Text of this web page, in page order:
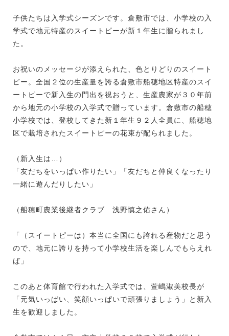
子供たちは入学式シーズンです。倉敷市では、小学校の入
学式で地元特産のスイートピーが新１年生に贈られまし
た。
お祝いのメッセージが添えられた、色とりどりのスイート
ピー。全国２位の生産量を誇る倉敷市船穂地区特産のスイ
ートピーで新入生の門出を祝おうと、生産農家が３０年前
から地元の小学校の入学式で贈っています。倉敷市の船穂
小学校では、登校してきた新１年生９２人全員に、船穂地
区で栽培されたスイートピーの花束が配られました。
（新入生は…）
「友だちをいっぱい作りたい」「友だちと仲良くなったり
一緒に遊んだりしたい」
（船穂町農業後継者クラブ 浅野慎之佑さん）
「（スイートピーは）本当に全国にも誇れる産物だと思う
ので、地元に誇りを持って小学校生活を楽しんでもらえれ
ば」
このあと体育館で行われた入学式では、萱嶋淑美校長が
「元気いっぱい、笑顔いっぱいで頑張りましょう」と新入
生を歓迎しました。